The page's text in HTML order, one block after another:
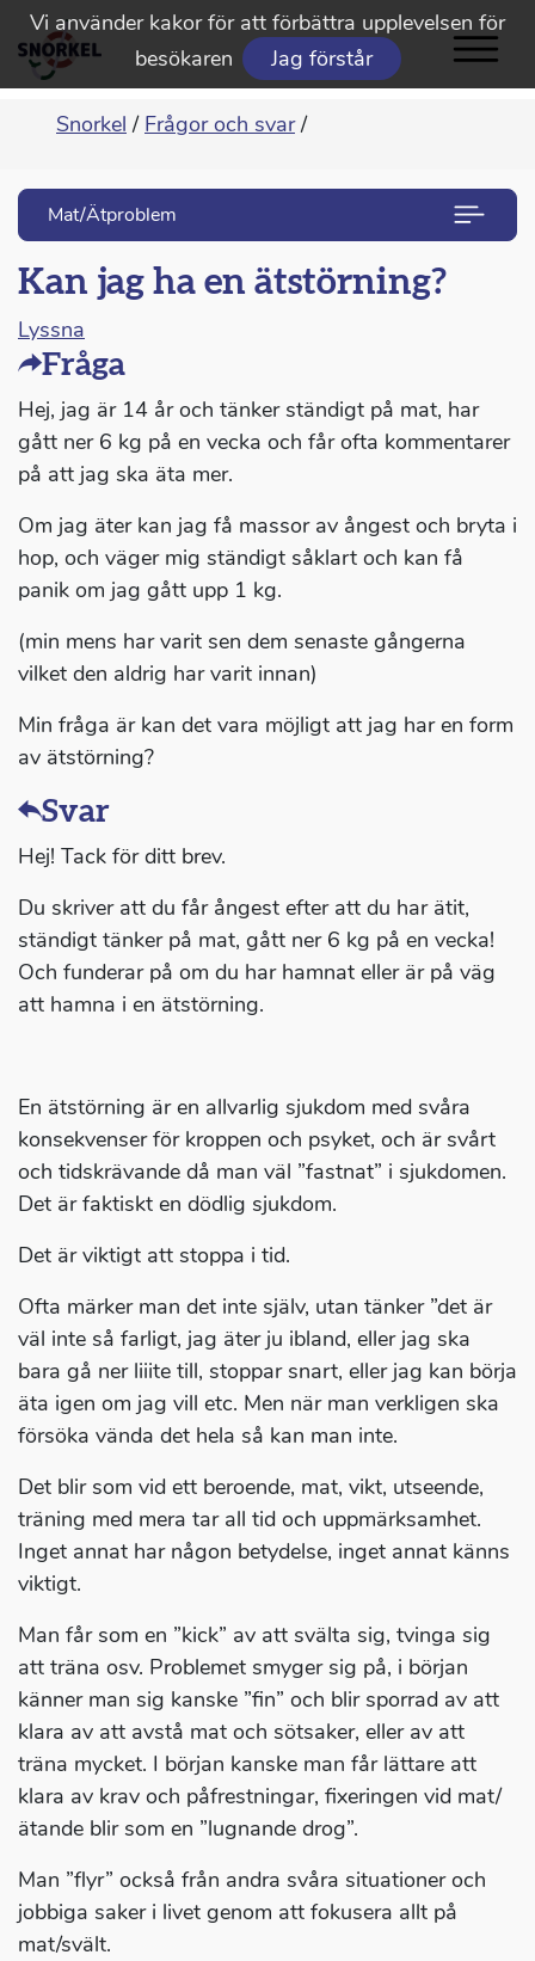
Vi använder kakor för att förbättra upplevelsen för
besökaren
Jag förstår
Snorkel / Frågor och svar /
Mat/Ätproblem
Kan jag ha en ätstörning?
Lyssna
Fråga
Hej, jag är 14 år och tänker ständigt på mat, har
gått ner 6 kg på en vecka och får ofta kommentarer
på att jag ska äta mer.
Om jag äter kan jag få massor av ångest och bryta i
hop, och väger mig ständigt såklart och kan få
panik om jag gått upp 1 kg.
(min mens har varit sen dem senaste gångerna
vilket den aldrig har varit innan)
Min fråga är kan det vara möjligt att jag har en form
av ätstörning?
Svar
Hej! Tack för ditt brev.
Du skriver att du får ångest efter att du har ätit,
ständigt tänker på mat, gått ner 6 kg på en vecka!
Och funderar på om du har hamnat eller är på väg
att hamna i en ätstörning.
En ätstörning är en allvarlig sjukdom med svåra
konsekvenser för kroppen och psyket, och är svårt
och tidskrävande då man väl ”fastnat” i sjukdomen.
Det är faktiskt en dödlig sjukdom.
Det är viktigt att stoppa i tid.
Ofta märker man det inte själv, utan tänker ”det är
väl inte så farligt, jag äter ju ibland, eller jag ska
bara gå ner liiite till, stoppar snart, eller jag kan börja
äta igen om jag vill etc. Men när man verkligen ska
försöka vända det hela så kan man inte.
Det blir som vid ett beroende, mat, vikt, utseende,
träning med mera tar all tid och uppmärksamhet.
Inget annat har någon betydelse, inget annat känns
viktigt.
Man får som en ”kick” av att svälta sig, tvinga sig
att träna osv. Problemet smyger sig på, i början
känner man sig kanske ”fin” och blir sporrad av att
klara av att avstå mat och sötsaker, eller av att
träna mycket. I början kanske man får lättare att
klara av krav och påfrestningar, fixeringen vid mat/
ätande blir som en ”lugnande drog”.
Man ”flyr” också från andra svåra situationer och
jobbiga saker i livet genom att fokusera allt på
mat/svält.